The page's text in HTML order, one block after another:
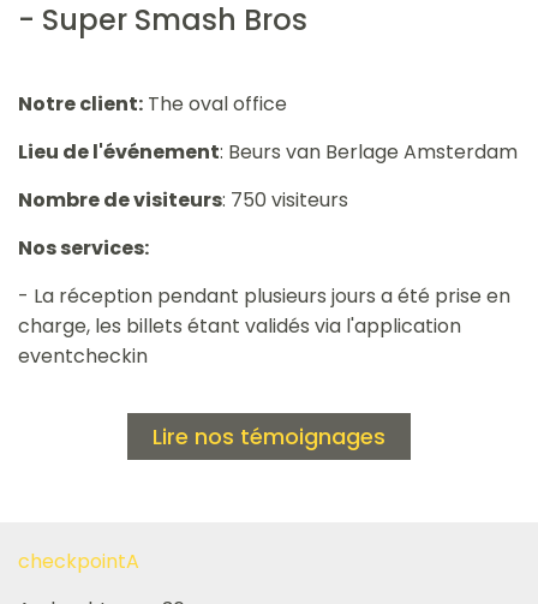
- Super Smash Bros
Notre client: The oval office
Lieu de l'événement: Beurs van Berlage Amsterdam
Nombre de visiteurs: 750 visiteurs
Nos services:
- La réception pendant plusieurs jours a été prise en
charge, les billets étant validés via l'application
eventcheckin
Lire nos témoignages
checkpointA